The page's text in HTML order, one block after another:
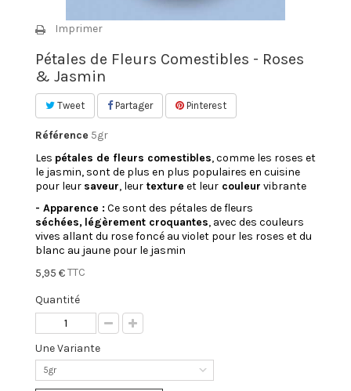
Imprimer
Pétales de Fleurs Comestibles - Roses
& Jasmin
Tweet Partager Pinterest
Référence 5gr
Les pétales de fleurs comestibles, comme les roses et
le jasmin, sont de plus en plus populaires en cuisine
pour leur saveur, leur texture et leur couleur vibrante
- Apparence : Ce sont des pétales de fleurs
séchées, légèrement croquantes, avec des couleurs
vives allant du rose foncé au violet pour les roses et du
blanc au jaune pour le jasmin
5,95 €TTC
Quantité
Une Variante
5gr